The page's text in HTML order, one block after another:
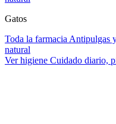
Gatos
Toda la farmacia Antipulgas
natural
Ver higiene Cuidado diario,